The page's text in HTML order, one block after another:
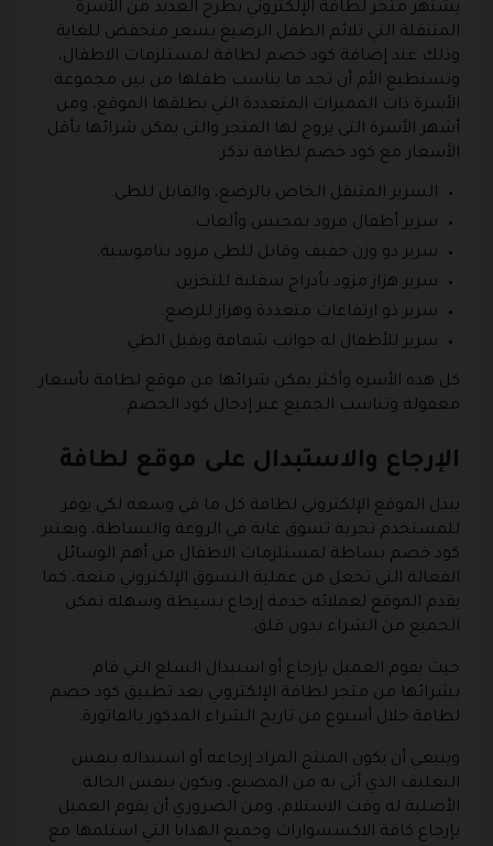
يشتهر متجر لطافة الإلكتروني بطرح العديد من الأسرة
المتنقلة التي تلائم الطفل الرضيع بسعر منخفض للغاية
وذلك عند إضافة كود خصم لطافة لمستلزمات الاطفال،
وتستطيع الأم أن تجد ما يناسب طفلها من بين مجموعة
الأسرة ذات المميزات المتعددة التي يطلقها الموقع، ومن
أشهر الأسرة التي يروج لها المتجر والتي يمكن شرائها بأقل
الأسعار مع كود خصم لطافة نذكر:
السرير المتنقل الخاص بالرضع، والقابل للطي.
سرير أطفال مزود بمحبس وألعاب.
سرير ذو وزن خفيف وقابل للطي مزود بناموسية.
سرير هزاز مزود بأدراج سفلية للتخزين.
سرير ذو ارتفاعات متعددة وهزاز للرضع.
سرير للأطفال له جوانب شفافة ويقبل الطي.
كل هذه الأسرة وأكثر يمكن شرائها من موقع لطافة بأسعار
معقولة وتناسب الجميع عبر إدخال كود الخصم.
الإرجاع والاستبدال على موقع لطافة
يبذل الموقع الإلكتروني لطافة كل ما في وسعه لكي يوفر
للمستخدم تجربة تسوق غاية في الروعة والبساطة، ويعتبر
كود خصم بساطة لمستلزمات الاطفال من أهم الوسائل
الفعالة التي تجعل من عملية التسوق الإلكتروني متعة، كما
يقدم الموقع لعملائه خدمة إرجاع بسيطة وسهلة تمكن
الجميع من الشراء بدون قلق.
حيث يقوم العميل بإرجاع أو استبدال السلع التي قام
بشرائها من متجر لطافة الإلكتروني بعد تطبيق كود خصم
لطافة خلال أسبوع من تاريخ الشراء المذكور بالفاتورة.
وينبغي أن يكون المنتج المراد إرجاعه أو استبداله بنفس
التغليف الذي أتى به من المصنع، ويكون بنفس الحالة
الأصلية له وقت الاستلام، ومن الضروري أن يقوم العميل
بإرجاع كافة الاكسسوارات وجميع الهدايا التي استلمها مع